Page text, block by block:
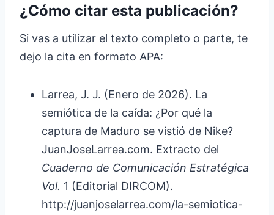
¿Cómo citar esta publicación?
Si vas a utilizar el texto completo o parte, te
dejo la cita en formato APA:
Larrea, J. J. (Enero de 2026). La
semiótica de la caída: ¿Por qué la
captura de Maduro se vistió de Nike?
JuanJoseLarrea.com. Extracto del
Cuaderno de Comunicación Estratégica
Vol. 1 (Editorial DIRCOM).
http://juanjoselarrea.com/la-semiotica-